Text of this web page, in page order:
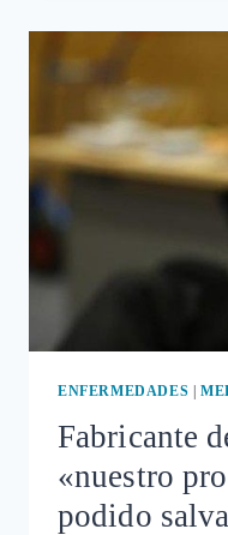
DECLARA
AL
ENFERMEDADES |
Fabricante
«nuestro
podido